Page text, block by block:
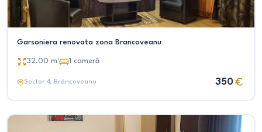
Garsoniera renovata zona Brancoveanu
32.00 m² 1 cameră
Sector 4, Brâncoveanu 350